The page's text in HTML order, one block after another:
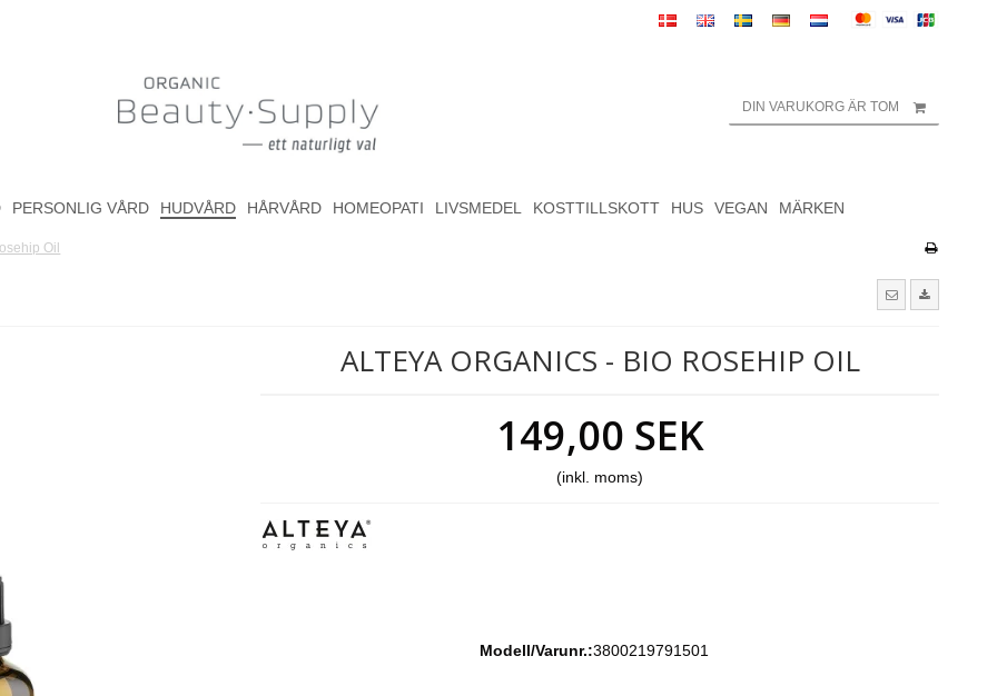
DIN VARUKORG ÄR TOM
PERSONLIG VÅRD HUDVÅRD HÅRVÅRD HOMEOPATI LIVSMEDEL KOSTTILLSKOTT HUS VEGAN MÄRKEN
Oil
ALTEYA ORGANICS - BIO ROSEHIP OIL
149,00 SEK
(inkl. moms)
Modell/Varunr.:3800219791501